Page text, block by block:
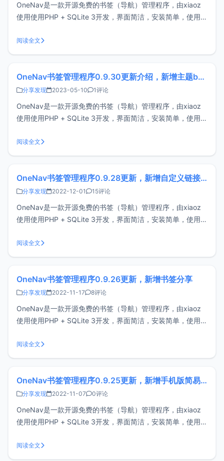
OneNav是一款开源免费的书签（导航）管理程序，由xiaoz
使用使用PHP + SQLite 3开发，界面简洁，安装简单，使用方
备、跨平台、跨浏览器之间同步和访问困难问题，做到一处部
署，随处访问。安装OneNav：https://doc.xi
阅读全文
OneNav书签管理程序0.9.30更新介绍，新增主题baisuNew
分享发现 2023-05-10 1评论
OneNav是一款开源免费的书签（导航）管理程序，由xiaoz
使用使用PHP + SQLite 3开发，界面简洁，安装简单，使用方
备、跨平台、跨浏览器之间同步和访问困难问题，做到一处部
署，随处访问。安装OneNav：https://doc.xi
阅读全文
OneNav书签管理程序0.9.28更新，新增自定义链接图标
分享发现 2022-12-01 15评论
OneNav是一款开源免费的书签（导航）管理程序，由xiaoz
使用使用PHP + SQLite 3开发，界面简洁，安装简单，使用方
备、跨平台、跨浏览器之间同步和访问困难问题，做到一处部
署，随处访问。安装OneNav：https://doc.xi
阅读全文
OneNav书签管理程序0.9.26更新，新增书签分享
分享发现 2022-11-17 8评论
OneNav是一款开源免费的书签（导航）管理程序，由xiaoz
使用使用PHP + SQLite 3开发，界面简洁，安装简单，使用方
备、跨平台、跨浏览器之间同步和访问困难问题，做到一处部
署，随处访问。安装OneNav：https://doc.xi
阅读全文
OneNav书签管理程序0.9.25更新，新增手机版简易后台
分享发现 2022-11-07 0评论
OneNav是一款开源免费的书签（导航）管理程序，由xiaoz
使用使用PHP + SQLite 3开发，界面简洁，安装简单，使用方
备、跨平台、跨浏览器之间同步和访问困难问题，做到一处部
署，随处访问。安装OneNav：https://doc.x
阅读全文